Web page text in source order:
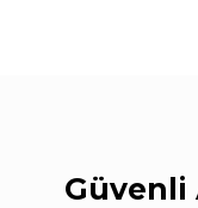
Güvenli